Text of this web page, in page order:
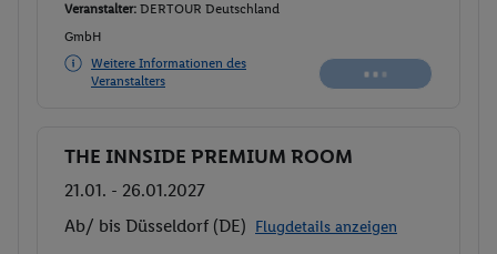
Veranstalter: DERTOUR Deutschland
GmbH
Weitere Informationen des
Veranstalters
Buchen
THE INNSIDE PREMIUM ROOM
21.01. - 26.01.2027
Ab/ bis Düsseldorf (DE) Flugdetails anzeigen